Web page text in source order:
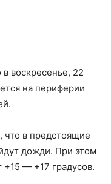
воскресенье, 22
на периферии
что в предстоящие
дожди. При этом
+15 — +17 градусов.